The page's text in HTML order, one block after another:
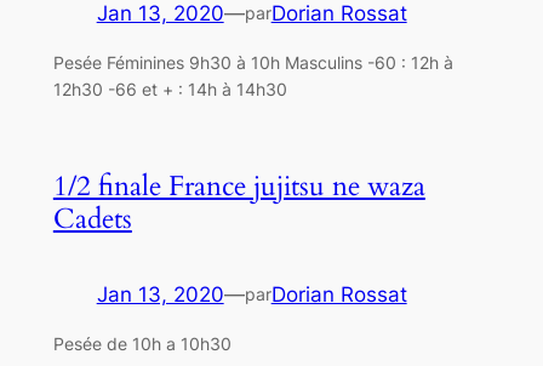
Jan 13, 2020—parDorian Rossat
Pesée Féminines 9h30 à 10h Masculins -60 : 12h à
12h30 -66 et + : 14h à 14h30
1/2 finale France jujitsu ne waza
Cadets
Jan 13, 2020—parDorian Rossat
Pesée de 10h a 10h30